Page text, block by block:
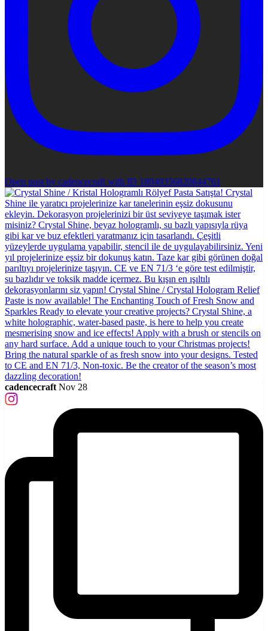
Open post by cadencecraft with ID 18049356820844761
cadencecraft Nov 28